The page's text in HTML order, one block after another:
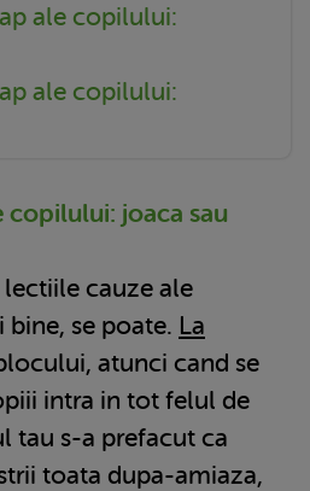
ale copilului:
ale copilului:
copilului: joaca sau
cauze ale
bine, se poate. La
atunci cand se
intra in tot felul de
tau s-a prefacut ca
toata dupa-amiaza,